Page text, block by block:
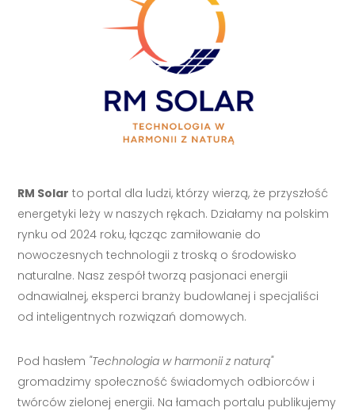
RM Solar to portal dla ludzi, którzy wierzą, że przyszłość
energetyki leży w naszych rękach. Działamy na polskim
rynku od 2024 roku, łącząc zamiłowanie do
nowoczesnych technologii z troską o środowisko
naturalne. Nasz zespół tworzą pasjonaci energii
odnawialnej, eksperci branży budowlanej i specjaliści
od inteligentnych rozwiązań domowych.
Pod hasłem "Technologia w harmonii z naturą"
gromadzimy społeczność świadomych odbiorców i
twórców zielonej energii. Na łamach portalu publikujemy